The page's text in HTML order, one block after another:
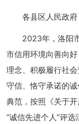
各县区人民政府
2023年，洛阳市
市信用环境向善向
理念、积极履行社
守信、恪守承诺的
典范，按照《关于
“诚信先进个人”评